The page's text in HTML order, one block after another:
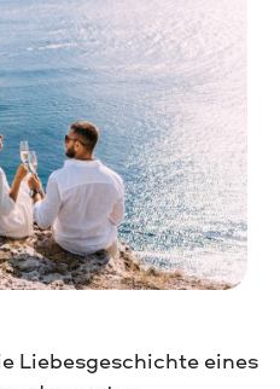
Liebesgeschichte eines